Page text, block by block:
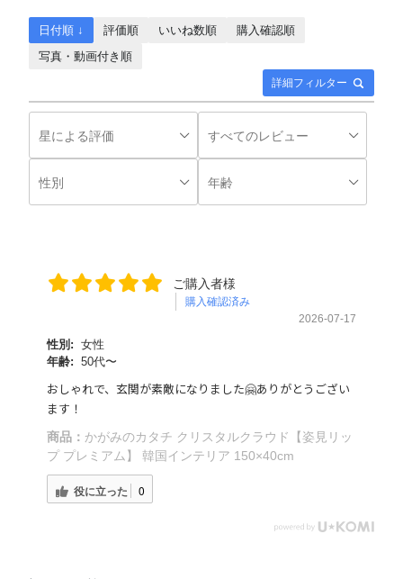
詳細フィルター
日付順 ↓ 評価順 いいね数順
購入確認順
写真・動画付き順
ご購入者様
購入確認済み
2026-07-17
性別: 女性
年齢: 50代〜
おしゃれで、玄関が素敵になりました🤗ありがとうござい
ます！
商品： かがみのカタチ クリスタルクラウド【姿見リッ
プ プレミアム】 韓国インテリア 150×40cm
役に立った 0